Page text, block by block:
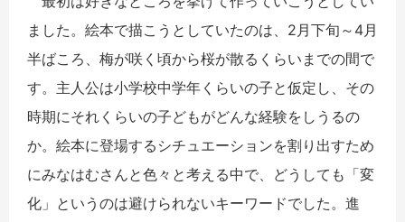
ました。絵本で描こうとしていたのは、2月下旬～4月
半ばころ、梅が咲く頃から桜が散るくらいまでの間で
す。主人公は小学校中学年くらいの子と仮定し、その
時期にそれくらいの子どもがどんな経験をしうるの
か。絵本に登場するシチュエーションを割り出すため
にみなはむさんと色々と考える中で、どうしても「変
化」というのは避けられないキーワードでした。進